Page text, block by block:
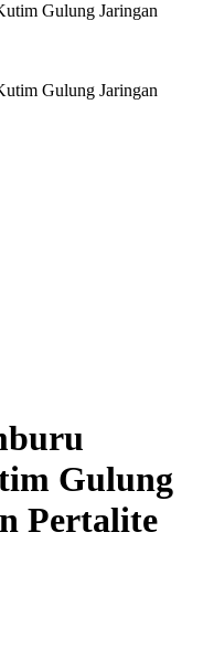
Gulung Jaringan
Gulung Jaringan
Gulung
Pertalite